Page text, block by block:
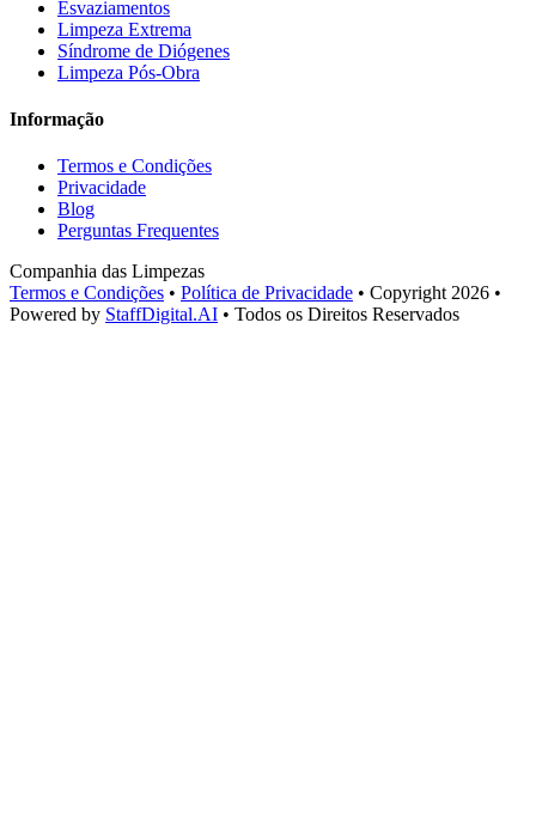
Esvaziamentos
Limpeza Extrema
Síndrome de Diógenes
Limpeza Pós-Obra
Informação
Termos e Condições
Privacidade
Blog
Perguntas Frequentes
Companhia das Limpezas
Termos e Condições • Política de Privacidade • Copyright 2026 •
Powered by StaffDigital.AI • Todos os Direitos Reservados